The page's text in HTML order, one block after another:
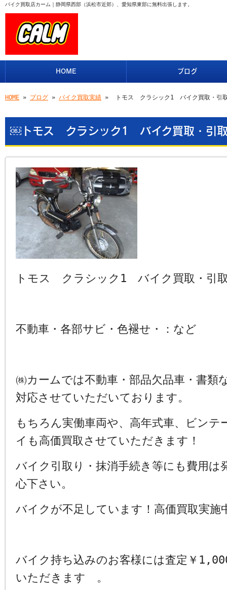
バイク買取店カーム｜静岡県西部（浜松市近郊）、愛知県東部に無料出張します。
HOME ブログ
HOME » ブログ » バイク買取実績 » ￼トモス クラシック1 バイク買取・
￼トモス クラシック1 バイク買取・
トモス クラシック1 バイク買取・引
不動車・各部サビ・色褪せ・：など
㈱カームでは不動車・部品欠品車・書類
対応させていただいております。
もちろん実働車両や、高年式車、ビンテ
イも高価買取させていただきます！
バイク引取り・抹消手続き等にも費用は
心下さい。
バイクが不足しています！高価買取実施
バイク持ち込みのお客様には査定￥
いただきます 。